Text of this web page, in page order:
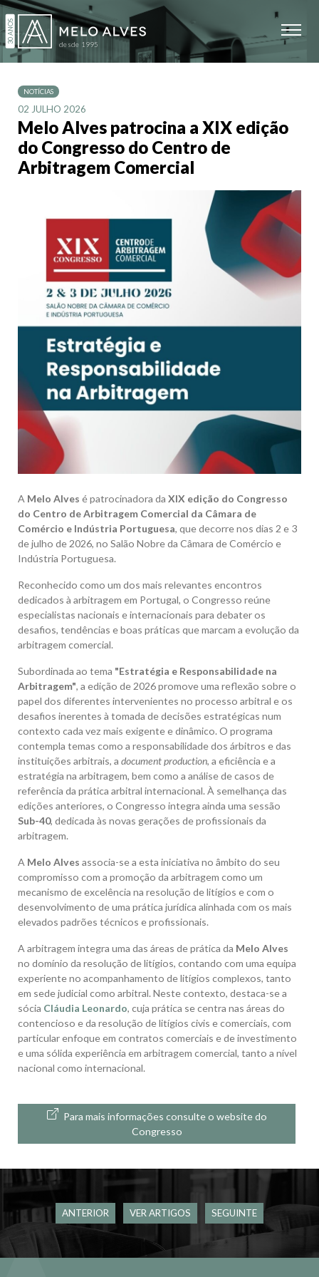
NOTÍCIAS
02 JULHO 2026
Melo Alves patrocina a XIX edição
do Congresso do Centro de
Arbitragem Comercial
A Melo Alves é patrocinadora da XIX edição do Congresso
do Centro de Arbitragem Comercial da Câmara de
Comércio e Indústria Portuguesa, que decorre nos dias 2 e 3
de julho de 2026, no Salão Nobre da Câmara de Comércio e
Indústria Portuguesa.
Reconhecido como um dos mais relevantes encontros
dedicados à arbitragem em Portugal, o Congresso reúne
especialistas nacionais e internacionais para debater os
desafios, tendências e boas práticas que marcam a evolução da
arbitragem comercial.
Subordinada ao tema "Estratégia e Responsabilidade na
Arbitragem", a edição de 2026 promove uma reflexão sobre o
papel dos diferentes intervenientes no processo arbitral e os
desafios inerentes à tomada de decisões estratégicas num
contexto cada vez mais exigente e dinâmico. O programa
contempla temas como a responsabilidade dos árbitros e das
instituições arbitrais, a document production, a eficiência e a
estratégia na arbitragem, bem como a análise de casos de
referência da prática arbitral internacional. À semelhança das
edições anteriores, o Congresso integra ainda uma sessão
Sub-40, dedicada às novas gerações de profissionais da
arbitragem.
A Melo Alves associa-se a esta iniciativa no âmbito do seu
compromisso com a promoção da arbitragem como um
mecanismo de excelência na resolução de litígios e com o
desenvolvimento de uma prática jurídica alinhada com os mais
elevados padrões técnicos e profissionais.
A arbitragem integra uma das áreas de prática da Melo Alves
no domínio da resolução de litígios, contando com uma equipa
experiente no acompanhamento de litígios complexos, tanto
em sede judicial como arbitral. Neste contexto, destaca-se a
sócia Cláudia Leonardo, cuja prática se centra nas áreas do
contencioso e da resolução de litígios civis e comerciais, com
particular enfoque em contratos comerciais e de investimento
e uma sólida experiência em arbitragem comercial, tanto a nível
nacional como internacional.
Para mais informações consulte o website do
Congresso
ANTERIOR VER ARTIGOS SEGUINTE